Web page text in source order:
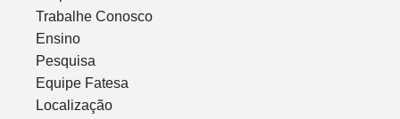
Trabalhe Conosco
Ensino
Pesquisa
Equipe Fatesa
Localização